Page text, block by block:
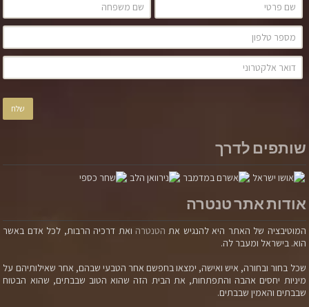
עיסוי טנטרי
אפרת הרמוני ברודט
סוג המגע בעיסוי טנטרי הינו מגע מודע, נוכח ובעל כוונה,
אומרים שכל איברי הגוף הינם שווים. הברך שווה לבטן שווה
לראש שווה לאיבר המין. אף חלק לא צריך להרגיש מקופח.
עיסוי טנטרי הינו עיסוי בכל הגוף, בעירום, עם שמנים
שותפים לדרך
אודות אתר טנטרה
המוטיבציה של האתר היא להנגיש את הטנטרה ואת דרכיה הרבות, לכל אדם באשר
הוא. בישראל ומעבר לה.
שכל בחור ובחורה, איש ואישה, ימצאו בחפשם אחר הטבעי שבהם, אחר שאילותיהם על
מיניות יחסים אהבה והתפתחות, את הבית הזה שהוא הטוב שבבתים, שהוא הבטוח
שבבתים והאמין שבבתים.